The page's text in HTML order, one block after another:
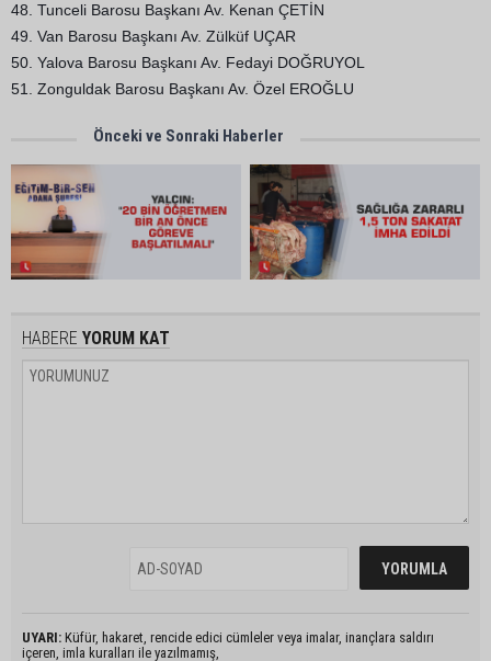
48. Tunceli Barosu Başkanı Av. Kenan ÇETİN
49. Van Barosu Başkanı Av. Zülküf UÇAR
50. Yalova Barosu Başkanı Av. Fedayi DOĞRUYOL
51. Zonguldak Barosu Başkanı Av. Özel EROĞLU
Önceki ve Sonraki Haberler
HABERE YORUM KAT
UYARI: Küfür, hakaret, rencide edici cümleler veya imalar, inançlara saldırı
içeren, imla kuralları ile yazılmamış,